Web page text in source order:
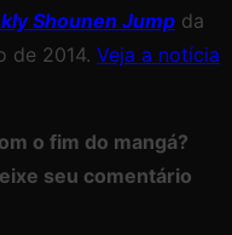
Shounen Jump da
de 2014. Veja a notícia
o fim do mangá?
seu comentário